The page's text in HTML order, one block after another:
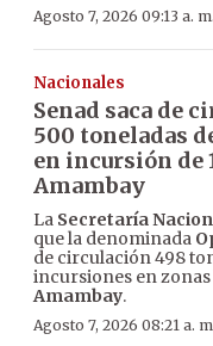
Agosto 7, 2026 09:13 a. m.
Nacionales
Senad saca de
500 toneladas
en incursión de
Amambay
La Secretaría
que la denominada
de circulación 498
incursiones en
Amambay.
Agosto 7, 2026 08:21 a.